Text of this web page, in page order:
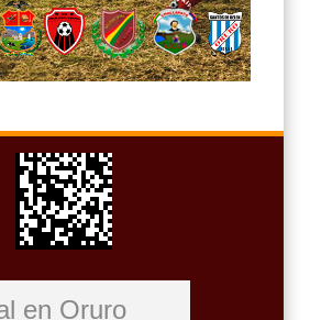
en Oruro